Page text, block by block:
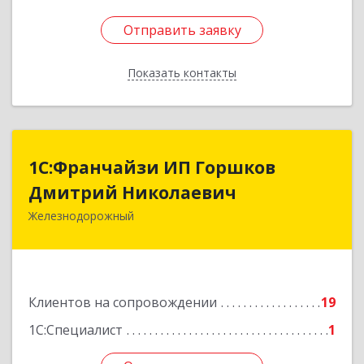
Отправить заявку
Показать контакты
Отправить заявку
Назад
1С:Франчайзи ИП Горшков
Дмитрий Николаевич
Железнодорожный
Клиентов на сопровождении
19
1С:Специалист
1
1С:Франчайзи ИП Горшков
Дмитрий Николаевич
143980, Московская обл, Железнодорожный г,